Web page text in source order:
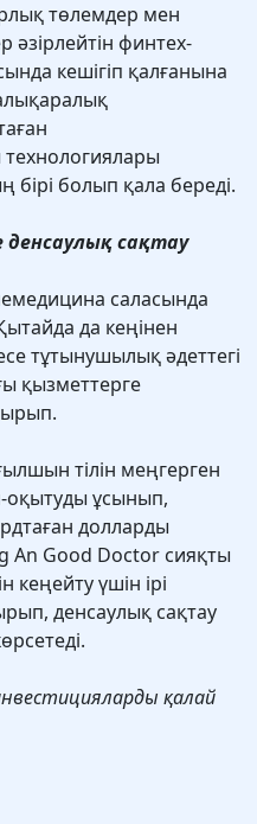
төлемдер мен
әзірлейтін финтех-
кешігіп қалғанына
болып қала береді.
денсаулық сақтау
саласында
да кеңінен
тұтынушылық әдеттегі
қызметтерге
тілін меңгерген
оқытуды ұсынып,
долларды
An Good Doctor сияқты
кеңейту үшін ірі
денсаулық сақтау
қалай